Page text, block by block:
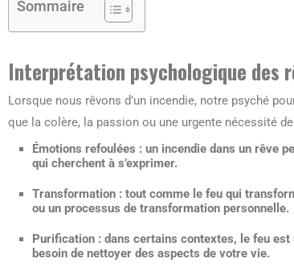
Sommaire
Interprétation psychologique des
Lorsque nous rêvons d’un incendie, notre psyché
que la colère, la passion ou une urgente nécessité
Émotions refoulées : un incendie dans un rêve
qui cherchent à s’exprimer.
Transformation : tout comme le feu qui
ou un processus de transformation personnelle.
Purification : dans certains contextes, le feu
besoin de nettoyer des aspects de votre vie.